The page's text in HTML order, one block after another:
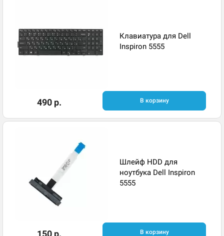
Клавиатура для Dell
Inspiron 5555
490 р. В корзину
Шлейф HDD для
ноутбука Dell Inspiron
5555
150 р. В корзину